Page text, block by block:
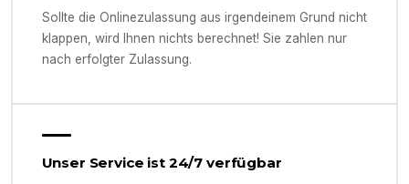
Sollte die Onlinezulassung aus irgendeinem Grund nicht
klappen, wird Ihnen nichts berechnet! Sie zahlen nur
nach erfolgter Zulassung.
Unser Service ist 24/7 verfügbar